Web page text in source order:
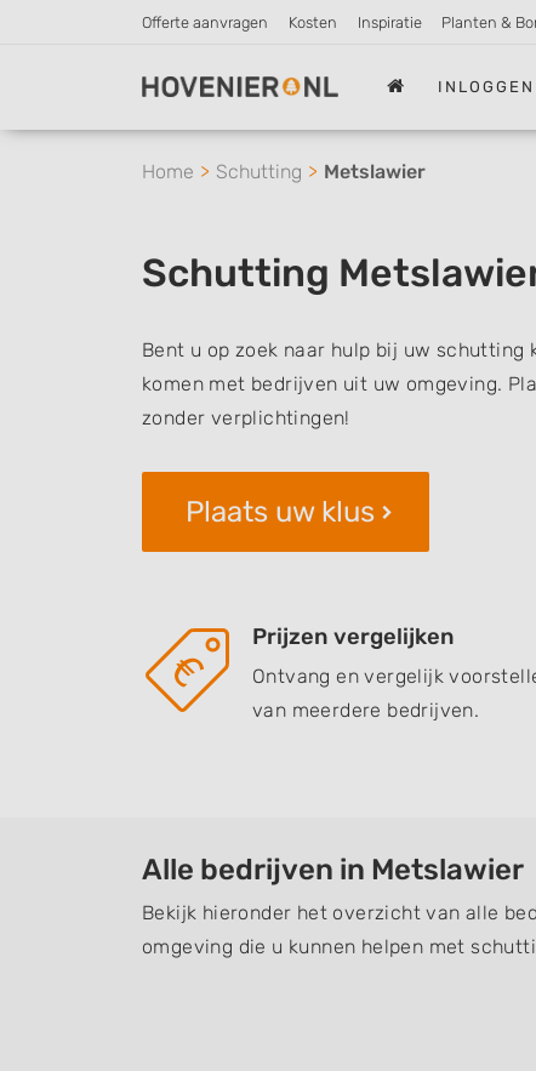
Offerte aanvragen Kosten Inspiratie Planten &
INLOGGEN
Home Schutting Metslawier
Schutting
Bent u op zoek naar hulp bij uw
komen met bedrijven uit uw omgeving.
zonder verplichtingen!
Plaats uw klus
Prijzen vergelijken
Ontvang en vergelijk
van meerdere bedrijven.
Alle bedrijven in Metslawier
Bekijk hieronder het overzicht van alle
omgeving die u kunnen helpen met